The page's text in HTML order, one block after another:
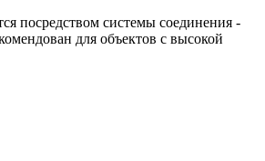
посредством системы соединения -
для объектов с высокой